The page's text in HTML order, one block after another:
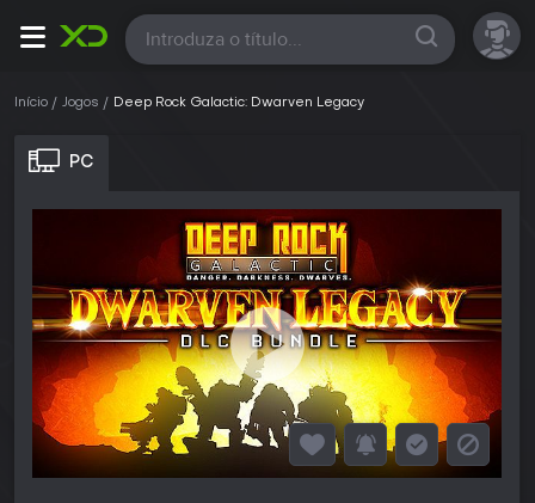
Todas
Início Jogos Deep Rock Galactic: Dwarven Legacy
PC